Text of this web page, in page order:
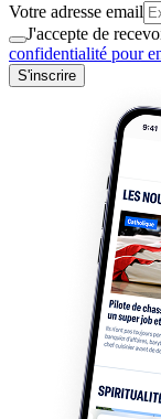
Votre adresse email
J'accepte de
confidentialité pour
S'inscrire